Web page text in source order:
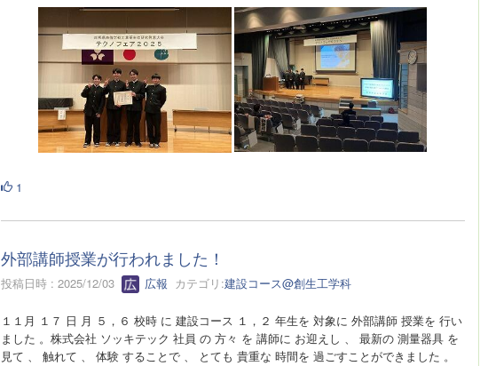
1
外部講師授業が行われました！
投稿日時 : 2025/12/03 広報 カテゴリ:建設コース@創生工学科
１１月 １７ 日 月 ５，６ 校時 に 建設コース １，２ 年生を 対象に 外部講師 授業を 行い
ました 。 株式会社 ソッキテック 社員 の 方々 を 講師に お迎えし 、 最新の 測量器具 を
見て 、 触れて 、 体験 することで 、 とても 貴重な 時間を 過ごすことができました 。